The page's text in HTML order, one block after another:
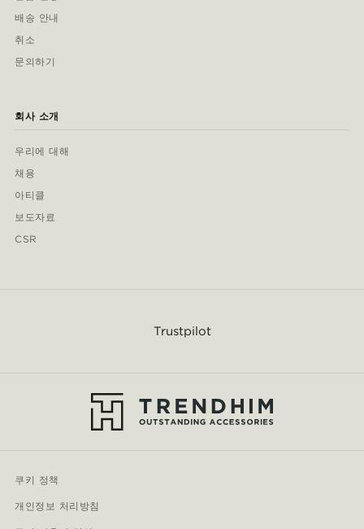
배송 안내
취소
문의하기
회사 소개
우리에 대해
채용
아티클
보도자료
CSR
Trustpilot
쿠키 정책
개인정보 처리방침